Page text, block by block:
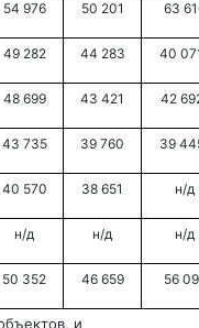
54 976 50 201 63
49 282 44 283 40
48 699 43 421 42
43 735 39 760 39
40 570 38 651 н/д
н/д н/д н/д
50 352 46 659 56
и